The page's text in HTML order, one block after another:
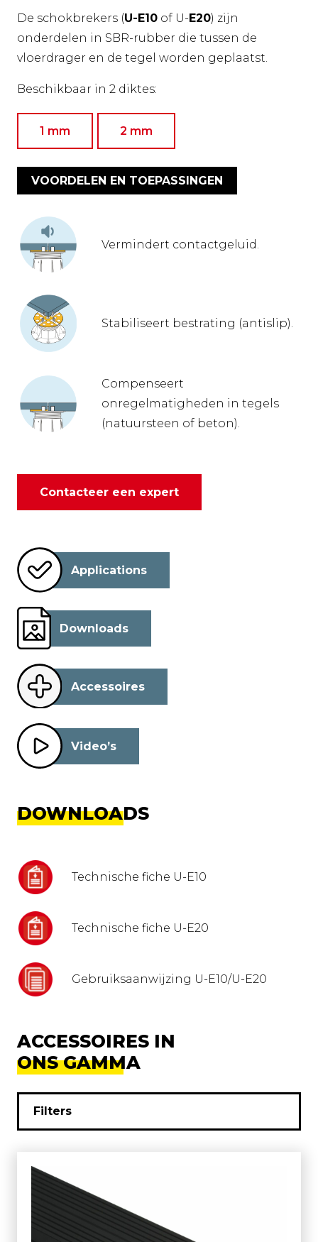
De schokbrekers (U-E10 of U- E20) zijn
onderdelen in SBR-rubber die tussen de
vloerdrager en de tegel worden geplaatst.
Beschikbaar in 2 diktes:
1 mm 2 mm
VOORDELEN EN TOEPASSINGEN
Vermindert contactgeluid.
Stabiliseert bestrating (antislip).
Compenseert
onregelmatigheden in tegels
(natuursteen of beton).
Contacteer een expert
Applications
Downloads
Accessoires
Video’s
DOWNLOADS
Technische fiche U-E10
Technische fiche U-E20
Gebruiksaanwijzing U-E10/U-E20
ACCESSOIRES IN
ONS GAMMA
Filters